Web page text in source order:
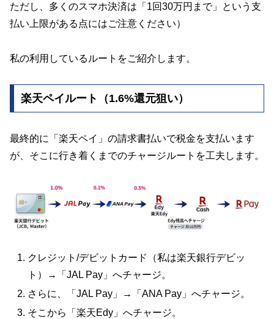
ただし、多くのスマホ決済は「1回30万円まで」という支
払い上限がある点にはご注意ください）
私の利用しているルートをご紹介します。
楽天ペイルート（1.6%還元狙い）
最終的に「楽天ペイ」の請求書払いで税金を支払います
が、そこに行き着くまでのチャージルートを工夫します。
クレジット/デビットカード（私は楽天銀行デビッ
ト）→「JAL Pay」へチャージ。
さらに、「JAL Pay」→「ANA Pay」へチャージ。
そこから「楽天Edy」へチャージ。